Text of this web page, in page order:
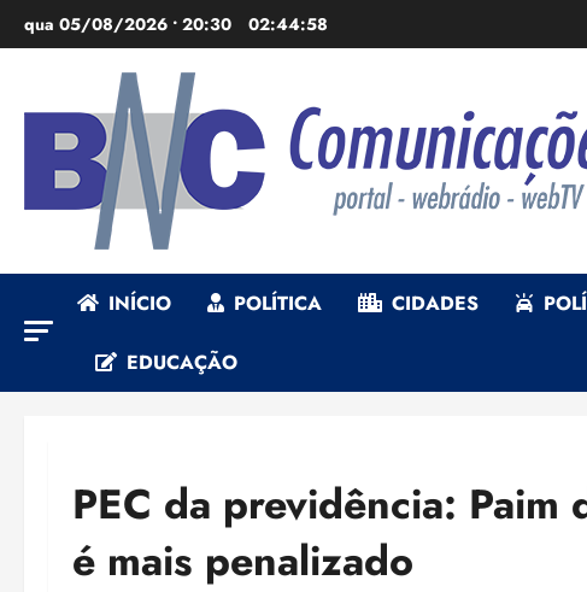
para
qua 05/08/2026 • 20:30 02:44:59
INÍCIO POLÍTICA CIDADES
EDUCAÇÃO
PEC da previdência:
é mais penalizado